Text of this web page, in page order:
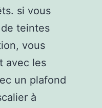
si vous
teintes
vous
avec les
un plafond
à